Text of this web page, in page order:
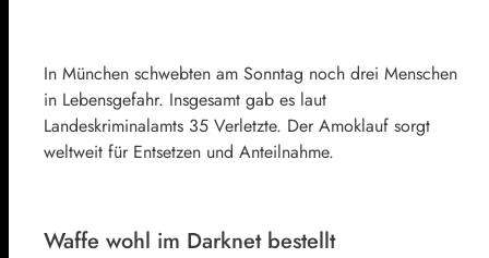
In München schwebten am Sonntag noch drei Menschen
in Lebensgefahr. Insgesamt gab es laut
Landeskriminalamts 35 Verletzte. Der Amoklauf sorgt
weltweit für Entsetzen und Anteilnahme.
Waffe wohl im Darknet bestellt